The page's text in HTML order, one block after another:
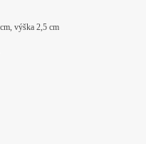
Nástenný, kovový, čierny, 70x7,5 cm, výška 2,5 cm